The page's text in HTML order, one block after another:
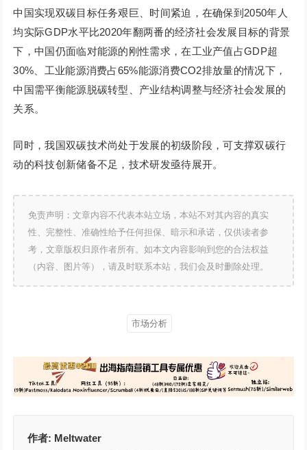
中国实现双碳目标任务艰巨、时间紧迫，在确保到2050年人
均实际GDP水平比2020年翻两番的经济社会发展目标的背景
下，中国仍面临对能源的刚性需求，在工业产值占GDP超
30%、工业能源消费占65%能源消费CO2排放量的情况下，
中国需平衡能源脱碳转型、产业结构调整与经济社会发展的
关系。
同时，我国双碳技术尚处于发展的初级阶段，可支撑双碳行
动的科技创新储备不足，技术研发亟待展开。
免责声明：文章内容不代表本站立场，本站不对其内容的真实
性、完整性、准确性给予任何担保、暗示和承诺，仅供读者参
考，文章版权归原作者所有。如本文内容影响到您的合法权益
（内容、图片等），请及时联系本站，我们会及时删除处理。
市场分析
作者: Meltwater